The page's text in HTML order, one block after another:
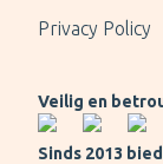
Privacy Policy
Veilig en
Sinds 2013